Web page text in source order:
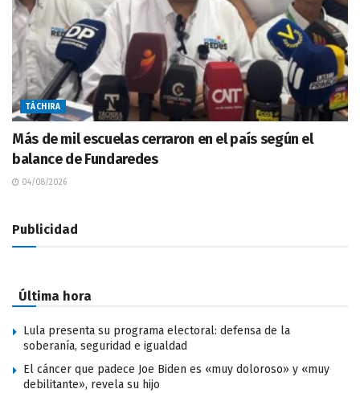
TÁCHIRA
Más de mil escuelas cerraron en el país según el
balance de Fundaredes
04/08/2026
Publicidad
Última hora
Lula presenta su programa electoral: defensa de la
soberanía, seguridad e igualdad
El cáncer que padece Joe Biden es «muy doloroso» y «muy
debilitante», revela su hijo